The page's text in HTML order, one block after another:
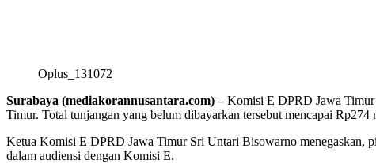
Oplus_131072
Surabaya (mediakorannusantara.com) –Komisi E DPRD Jawa Timur
Timur. Total tunjangan yang belum dibayarkan tersebut mencapai Rp274
Ketua Komisi E DPRD Jawa Timur Sri Untari Bisowarno menegaskan,
dalam audiensi dengan Komisi E.